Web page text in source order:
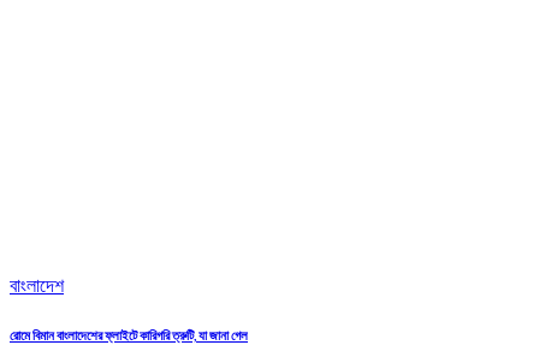
বাংলাদেশ
রোমে বিমান বাংলাদেশের ফ্লাইটে কারিগরি ত্রুটি, যা জানা গেল